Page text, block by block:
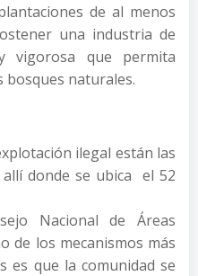
de al menos
una industria de
vigorosa que permita
naturales.
ilegal están las
donde se ubica el 52
Nacional de Áreas
de los mecanismos más
es que la comunidad se